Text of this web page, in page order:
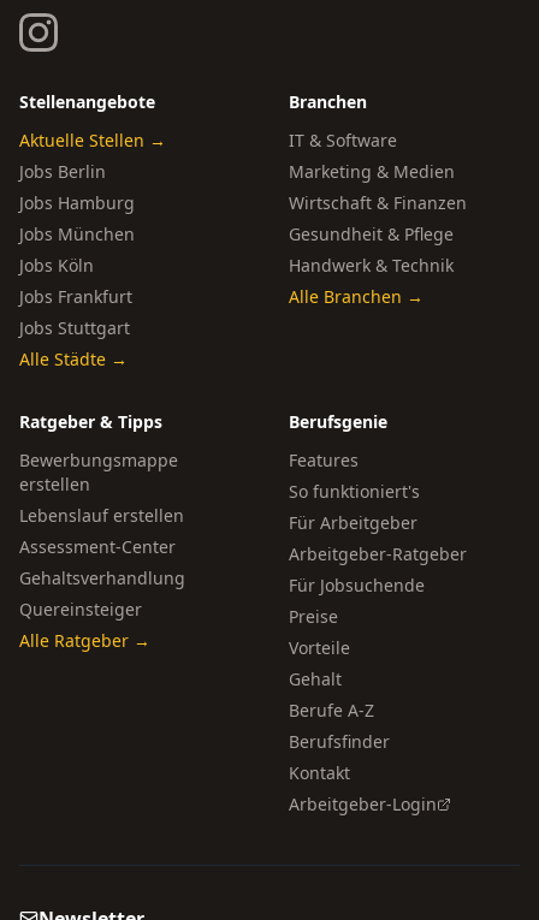
Stellenangebote
Aktuelle Stellen →
Jobs Berlin
Jobs Hamburg
Jobs München
Jobs Köln
Jobs Frankfurt
Jobs Stuttgart
Alle Städte →
Branchen
IT & Software
Marketing & Medien
Wirtschaft & Finanzen
Gesundheit & Pflege
Handwerk & Technik
Alle Branchen →
Ratgeber & Tipps
Bewerbungsmappe
erstellen
Lebenslauf erstellen
Assessment-Center
Gehaltsverhandlung
Quereinsteiger
Alle Ratgeber →
Berufsgenie
Features
So funktioniert's
Für Arbeitgeber
Arbeitgeber-Ratgeber
Für Jobsuchende
Preise
Vorteile
Gehalt
Berufe A-Z
Berufsfinder
Kontakt
Arbeitgeber-Login